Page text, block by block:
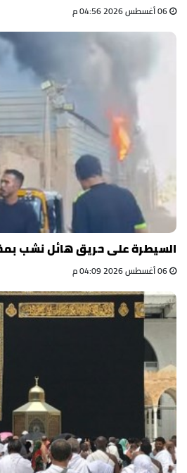
السيطرة على حريق هائل نشب